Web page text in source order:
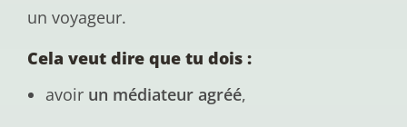
un voyageur.
Cela veut dire que tu dois :
avoir un médiateur agréé,